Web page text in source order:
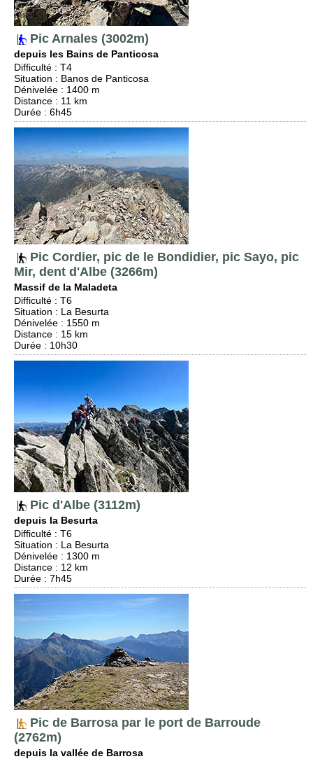
Pic Arnales (3002m)
depuis les Bains de Panticosa
Difficulté : T4
Situation : Banos de Panticosa
Dénivelée : 1400 m
Distance : 11 km
Durée : 6h45
Pic Cordier, pic de le Bondidier, pic Sayo, pic
Mir, dent d'Albe (3266m)
Massif de la Maladeta
Difficulté : T6
Situation : La Besurta
Dénivelée : 1550 m
Distance : 15 km
Durée : 10h30
Pic d'Albe (3112m)
depuis la Besurta
Difficulté : T6
Situation : La Besurta
Dénivelée : 1300 m
Distance : 12 km
Durée : 7h45
Pic de Barrosa par le port de Barroude
(2762m)
depuis la vallée de Barrosa